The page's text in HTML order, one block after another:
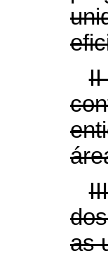
as